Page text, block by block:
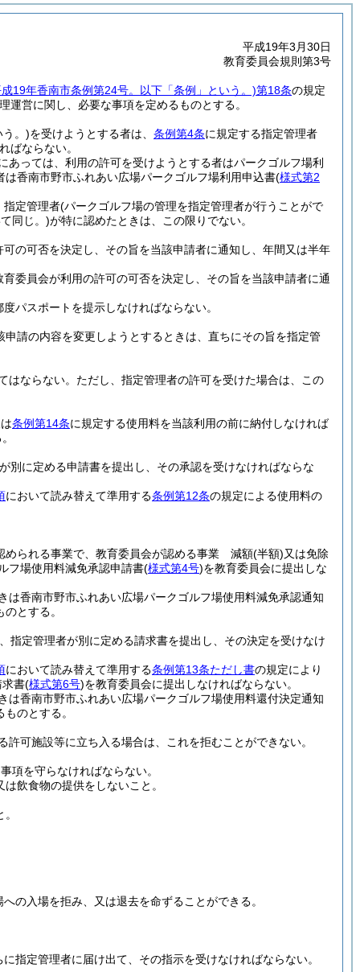
平成19年3月30日
教育委員会規則第3号
19年香南市条例第24号。以下「条例」という。)第18条の規定
運営に関し、必要な事項を定めるものとする。
う。)を受けようとする者は、 条例第4条に規定する指定管理者
ばならない。
っては、利用の許可を受けようとする者はパークゴルフ場利
香南市野市ふれあい広場パークゴルフ場利用申込書(様式第2
指定管理者(パークゴルフ場の管理を指定管理者が行うことがで
同じ。)が特に認めたときは、この限りでない。
の可否を決定し、その旨を当該申請者に通知し、年間又は半年
委員会が利用の許可の可否を決定し、その旨を当該申請者に通
パスポートを提示しなければならない。
請の内容を変更しようとするときは、直ちにその旨を指定管
ならない。 ただし、指定管理者の許可を受けた場合は、この
条例第14条に規定する使用料を当該利用の前に納付しなければ
別に定める申請書を提出し、その承認を受けなければならな
において読み替えて準用する条例第12条の規定による使用料の
められる事業で、教育委員会が認める事業 減額(半額)又は免除
フ場使用料減免承認申請書(様式第4号)を教育委員会に提出しな
香南市野市ふれあい広場パークゴルフ場使用料減免承認通知
とする。
指定管理者が別に定める請求書を提出し、その決定を受けなけ
において読み替えて準用する条例第13条ただし書の規定により
求書(様式第6号)を教育委員会に提出しなければならない。
香南市野市ふれあい広場パークゴルフ場使用料還付決定通知
のとする。
可施設等に立ち入る場合は、これを拒むことができない。
項を守らなければならない。
飲食物の提供をしないこと。
の入場を拒み、又は退去を命ずることができる。
指定管理者に届け出て、その指示を受けなければならない。